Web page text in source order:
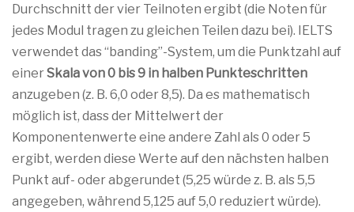
Durchschnitt der vier Teilnoten ergibt (die Noten für
jedes Modul tragen zu gleichen Teilen dazu bei). IELTS
verwendet das “banding”-System, um die Punktzahl auf
einerSkala von 0 bis 9 in halben Punkteschritten
anzugeben (z. B. 6,0 oder 8,5). Da es mathematisch
möglich ist, dass der Mittelwert der
Komponentenwerte eine andere Zahl als 0 oder 5
ergibt, werden diese Werte auf den nächsten halben
Punkt auf- oder abgerundet (5,25 würde z. B. als 5,5
angegeben, während 5,125 auf 5,0 reduziert würde).